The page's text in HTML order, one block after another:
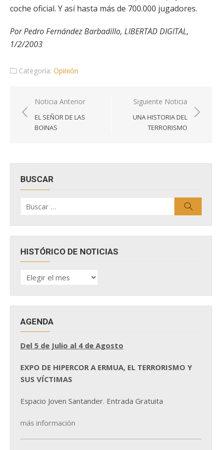
coche oficial. Y así hasta más de 700.000 jugadores.
Por Pedro Fernández Barbadillo, LIBERTAD DIGITAL,
1/2/2003
Categoría: Opinión
Navegación
de
entradas
Noticia Anterior
EL SEÑOR DE LAS
BOINAS
Siguiente Noticia
UNA HISTORIA DEL
TERRORISMO
BUSCAR
por:
HISTÓRICO DE NOTICIAS
HISTÓRICO
DE
AGENDA
Del 5 de Julio al 4 de Agosto
EXPO DE HIPERCOR A ERMUA, EL TERRORISMO Y
SUS VÍCTIMAS
Espacio Joven Santander. Entrada Gratuita
más información